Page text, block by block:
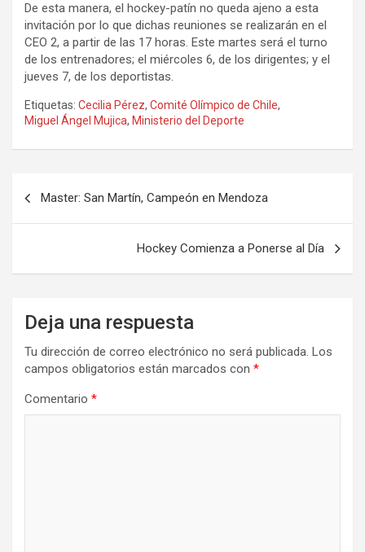
De esta manera, el hockey-patín no queda ajeno a esta
invitación por lo que dichas reuniones se realizarán en el
CEO 2, a partir de las 17 horas. Este martes será el turno
de los entrenadores; el miércoles 6, de los dirigentes; y el
jueves 7, de los deportistas.
Etiquetas: Cecilia Pérez, Comité Olímpico de Chile,
Miguel Ángel Mujica, Ministerio del Deporte
Master: San Martín, Campeón en Mendoza
Hockey Comienza a Ponerse al Día
Deja una respuesta
Tu dirección de correo electrónico no será publicada. Los
campos obligatorios están marcados con *
Comentario *